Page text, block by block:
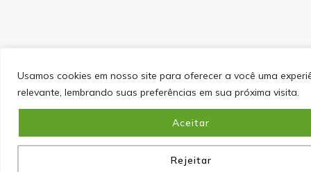
Usamos cookies em nosso site para oferecer a você uma
relevante, lembrando suas preferências em sua próxima visita.
Rejeitar
Aceitar